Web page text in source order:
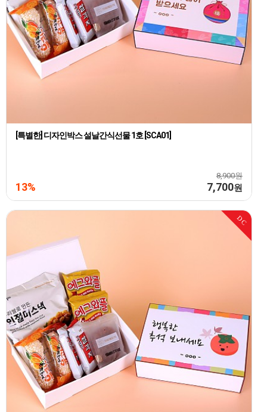
[특별한] 디자인박스 설날간식선물 1호 [SCA01]
8,900원
13% 7,700원
DC